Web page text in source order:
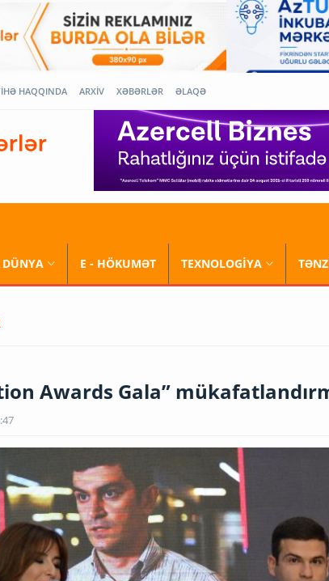
HAQQINDA ARXİV XƏBƏRLƏR ƏLAQƏ
E - HÖKUMƏT TEXNOLOGİYA
Awards Gala”